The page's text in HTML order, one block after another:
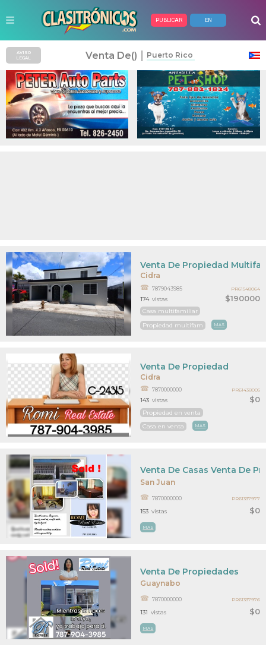
PUBLICAR EN
Anuncios Pagados
Cidra
$190000
Venta De Propiedad
7879043985
Casa multifamiliar
Propiedad multifam
MAS
174 vistas
PR61548064
Cidra
$0
Venta De Propiedad
7870000000
Propiedad en venta
Casa en venta
MAS
143 vistas
PR61438005
San Juan
$0
Venta De Casas Venta De
7870000000
MAS
153 vistas
PR61337977
Guaynabo
$0
Venta De Propiedades
7870000000
MAS
131 vistas
PR61337976
AVISO
LEGAL
Venta De() Puerto Rico